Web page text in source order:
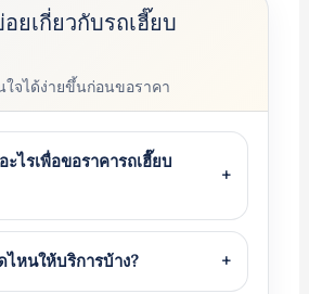
ยเกี่ยวกับรถเฮี๊ยบ
จได้ง่ายขึ้นก่อนขอราคา
ไรเพื่อขอราคารถเฮี๊ยบ
+
ไหนให้บริการบ้าง? +